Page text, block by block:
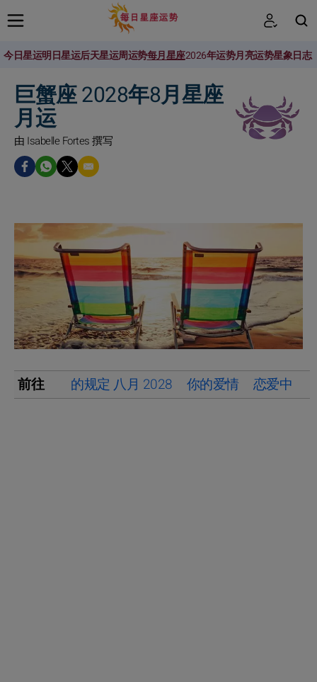
今日星运明日星运后天星运周运势每月星座2026年运势月亮运势星象日志
巨蟹座 2028年8月星座
月运
由 Isabelle Fortes 撰写
前往 的规定 八月 2028 你的爱情 恋爱中